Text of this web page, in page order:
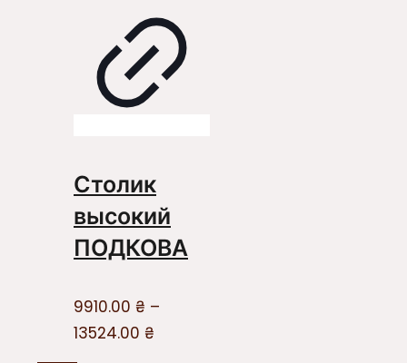
Столик
высокий
ПОДКОВА
9910.00 ₴ –
13524.00 ₴